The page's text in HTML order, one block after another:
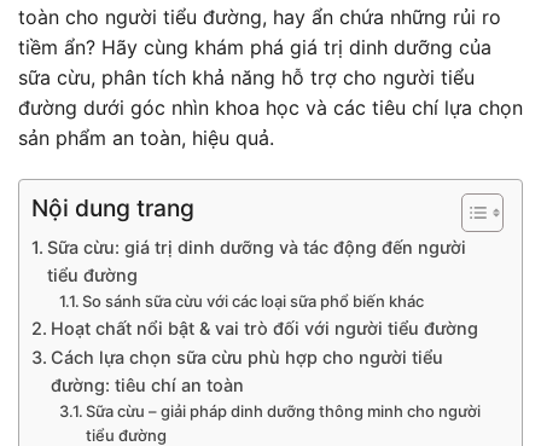
toàn cho người tiểu đường, hay ẩn chứa những rủi ro
tiềm ẩn? Hãy cùng khám phá giá trị dinh dưỡng của
sữa cừu, phân tích khả năng hỗ trợ cho người tiểu
đường dưới góc nhìn khoa học và các tiêu chí lựa chọn
sản phẩm an toàn, hiệu quả.
Nội dung trang
Sữa cừu: giá trị dinh dưỡng và tác động đến người
tiểu đường
So sánh sữa cừu với các loại sữa phổ biến khác
Hoạt chất nổi bật & vai trò đối với người tiểu đường
Cách lựa chọn sữa cừu phù hợp cho người tiểu
đường: tiêu chí an toàn
Sữa cừu – giải pháp dinh dưỡng thông minh cho người
tiểu đường